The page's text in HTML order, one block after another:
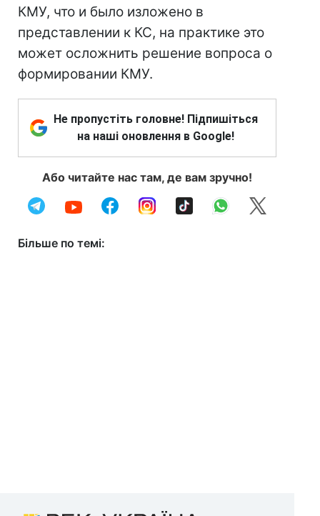
КМУ, что и было изложено в
представлении к КС, на практике это
может осложнить решение вопроса о
формировании КМУ.
Не пропустіть головне! Підпишіться
на наші оновлення в Google!
Або читайте нас там, де вам зручно!
Більше по темі: